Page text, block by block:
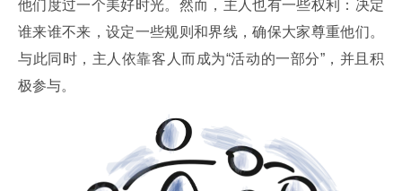
他们度过一个美好时光。然而，主人也有一些权利：决定
谁来谁不来，设定一些规则和界线，确保大家尊重他们。
与此同时，主人依靠客人而成为“活动的一部分”，并且积
极参与。